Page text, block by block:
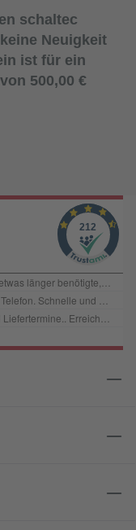
schaltec
Neuigkeit
ist für ein
500,00 €